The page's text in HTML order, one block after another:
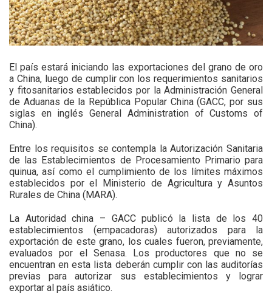
El país estará iniciando las exportaciones del grano de oro
a China, luego de cumplir con los requerimientos sanitarios
y fitosanitarios establecidos por la Administración General
de Aduanas de la República Popular China (GACC, por sus
siglas en inglés General Administration of Customs of
China).
Entre los requisitos se contempla la Autorización Sanitaria
de las Establecimientos de Procesamiento Primario para
quinua, así como el cumplimiento de los límites máximos
establecidos por el Ministerio de Agricultura y Asuntos
Rurales de China (MARA).
La Autoridad china – GACC publicó la lista de los 40
establecimientos (empacadoras) autorizados para la
exportación de este grano, los cuales fueron, previamente,
evaluados por el Senasa. Los productores que no se
encuentran en esta lista deberán cumplir con las auditorías
previas para autorizar sus establecimientos y lograr
exportar al país asiático.